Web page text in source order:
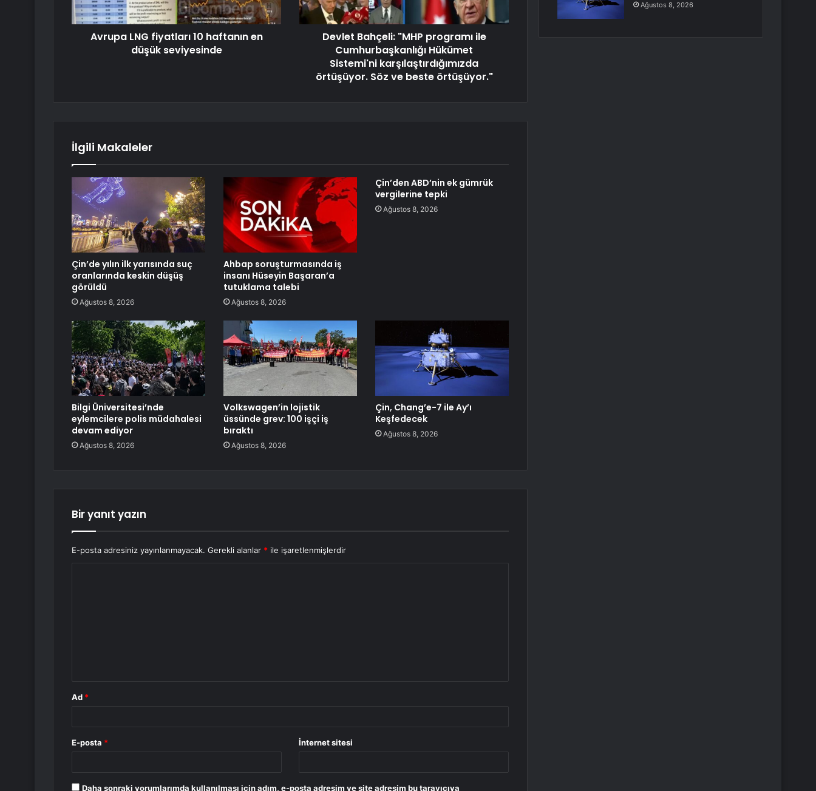
Avrupa LNG fiyatları 10 haftanın en
düşük seviyesinde
Devlet Bahçeli: "MHP programı ile
Cumhurbaşkanlığı Hükümet
Sistemi'ni karşılaştırdığımızda
örtüşüyor. Söz ve beste örtüşüyor."
İlgili Makaleler
Çin’de yılın ilk yarısında suç
oranlarında keskin düşüş
görüldü
Ağustos 8, 2026
Ahbap soruşturmasında iş
insanı Hüseyin Başaran’a
tutuklama talebi
Ağustos 8, 2026
Çin’den ABD’nin ek gümrük
vergilerine tepki
Ağustos 8, 2026
Bilgi Üniversitesi’nde
eylemcilere polis müdahalesi
devam ediyor
Ağustos 8, 2026
Volkswagen’in lojistik
üssünde grev: 100 işçi iş
bıraktı
Ağustos 8, 2026
Çin, Chang’e-7 ile Ay’ı
Keşfedecek
Ağustos 8, 2026
Bir yanıt yazın
E-posta adresiniz yayınlanmayacak. Gerekli alanlar * ile işaretlenmişlerdir
Ad *
E-posta * İnternet sitesi
Daha sonraki yorumlarımda kullanılması için adım, e-posta adresim ve site adresim bu tarayıcıya
Ağustos 8, 2026